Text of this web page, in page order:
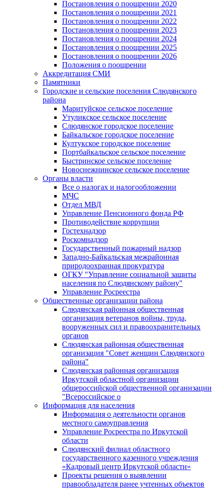
Постановления о поощрении 2020
Постановления о поощрении 2021
Постановления о поощрении 2022
Постановления о поощрении 2023
Постановления о поощрении 2024
Постановления о поощрении 2025
Постановления о поощрении 2026
Положения о поощрении
Аккредитация СМИ
Памятники
Городские и сельские поселения Слюдянского
района
Маритуйское сельское поселение
Утуликское сельское поселение
Слюдянское городское поселение
Байкальское городское поселение
Култукское городское поселение
Портбайкальское сельское поселение
Быстринское сельское поселение
Новоснежнинское сельское поселение
Органы власти
Все о налогах и налогообложении
МЧС
Отдел МВД
Управление Пенсионного фонда РФ
Противодействие коррупции
Гостехнадзор
Роскомнадзор
Государственный пожарный надзор
Западно-Байкальская межрайонная
природоохранная прокуратура
ОГКУ "Управление социальной защиты
населения по Слюдянскому району"
Управление Росреестра
Общественные организации района
Слюдянская районная общественная
организация ветеранов войны, труда,
вооруженных сил и правоохранительных
органов
Слюдянская районная общественная
организация "Совет женщин Слюдянского
района"
Слюдянская районная организация
Иркутской областной организации
общероссийской общественной организации
"Всероссийское о
Информация для населения
Информация о деятельности органов
местного самоуправления
Управление Росреестра по Иркутской
области
Слюдянский филиал областного
государственного казенного учреждения
«Кадровый центр Иркутской области»
Проекты решения о выявлении
правообладателя ранее учтенных объектов